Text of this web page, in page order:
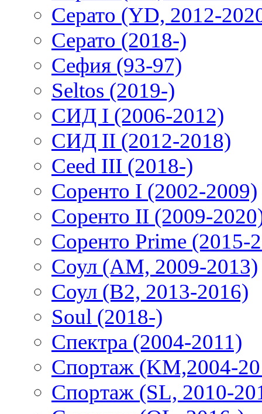
Серато (YD, 2012-
Серато (2018-)
Сефия (93-97)
Seltos (2019-)
СИД I (2006-2012)
СИД II (2012-2018)
Ceed III (2018-)
Соренто I (2002-2009)
Соренто II (2009-
Соренто Prime (2015-
Соул (AM, 2009-2013)
Соул (B2, 2013-2016)
Soul (2018-)
Спектра (2004-2011)
Спортаж (KM,2004-
Спортаж (SL, 2010-